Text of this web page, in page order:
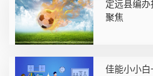
定远县编
聚焦
佳能小小白